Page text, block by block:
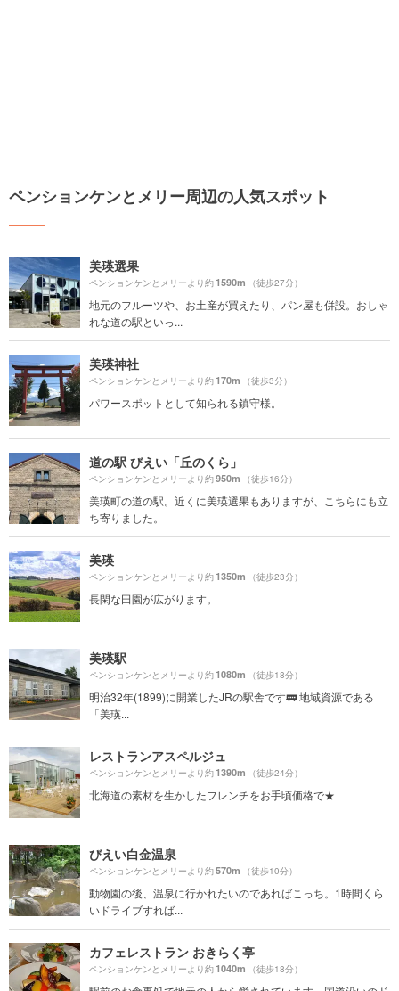
ペンションケンとメリー周辺の人気スポット
美瑛選果
ペンションケンとメリーより約1590m （徒歩27分）
地元のフルーツや、お土産が買えたり、パン屋も併設。おしゃ
れな道の駅といっ...
美瑛神社
ペンションケンとメリーより約170m （徒歩3分）
パワースポットとして知られる鎮守様。
道の駅 びえい「丘のくら」
ペンションケンとメリーより約950m （徒歩16分）
美瑛町の道の駅。近くに美瑛選果もありますが、こちらにも立
ち寄りました。
美瑛
ペンションケンとメリーより約1350m （徒歩23分）
長閑な田園が広がります。
美瑛駅
ペンションケンとメリーより約1080m （徒歩18分）
明治32年(1899)に開業したJRの駅舎です🚃 地域資源である
「美瑛...
レストランアスペルジュ
ペンションケンとメリーより約1390m （徒歩24分）
北海道の素材を生かしたフレンチをお手頃価格で★
びえい白金温泉
ペンションケンとメリーより約570m （徒歩10分）
動物園の後、温泉に行かれたいのであればこっち。1時間くら
いドライブすれば...
カフェレストラン おきらく亭
ペンションケンとメリーより約1040m （徒歩18分）